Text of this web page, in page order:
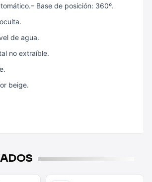
Base de posición: 360º.
de agua.
no extraíble.
beige.